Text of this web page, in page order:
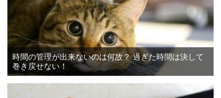
時間の管理が出来ないのは何故？ 過ぎた時間は決して
巻き戻せない！